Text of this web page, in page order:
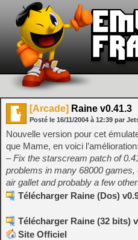
[Arcade] Raine v0.41.3
Posté le 16/11/2004 à 12:39 par
Nouvelle version pour cet
que Mame, en voici l’amélioration:
– Fix the starscream patch of
problems in many 68000
air gallet and probably a few
Télécharger Raine (Dos)
Télécharger Raine (32 bits)
Site Officiel